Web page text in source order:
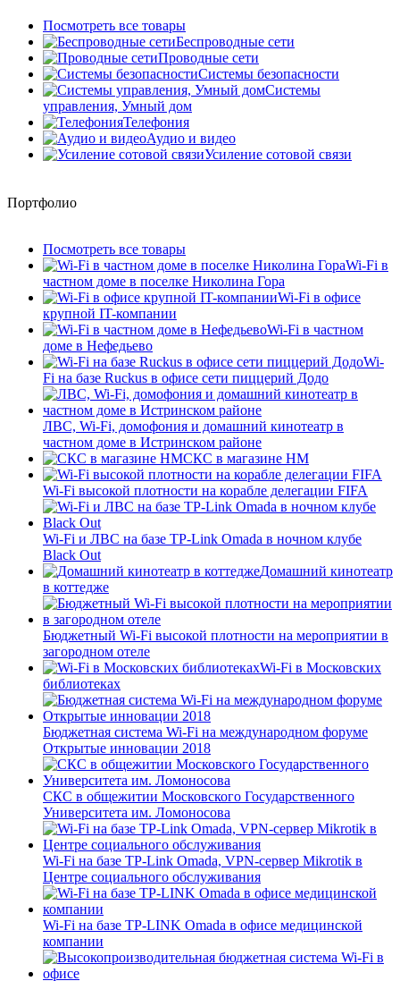
Посмотреть все товары
Беспроводные сети
Проводные сети
Системы безопасности
Системы
управления, Умный дом
Телефония
Аудио и видео
Усиление сотовой связи
Портфолио
Посмотреть все товары
Wi-Fi в
частном доме в поселке Николина Гора
Wi-Fi в офисе
крупной IT-компании
Wi-Fi в частном
доме в Нефедьево
Wi-
Fi на базе Ruckus в офисе сети пиццерий Додо
ЛВС, Wi-Fi, домофония и домашний кинотеатр в
частном доме в Истринском районе
СКС в магазине HM
Wi-Fi высокой плотности на корабле делегации FIFA
Wi-Fi и ЛВС на базе TP-Link Omada в ночном клубе
Black Out
Домашний кинотеатр
в коттедже
Бюджетный Wi-Fi высокой плотности на мероприятии в
загородном отеле
Wi-Fi в Московских
библиотеках
Бюджетная система Wi-Fi на международном форуме
Открытые инновации 2018
СКС в общежитии Московского Государственного
Университета им. Ломоносова
Wi-Fi на базе TP-Link Omada, VPN-сервер Mikrotik в
Центре социального обслуживания
Wi-Fi на базе TP-LINK Omada в офисе медицинской
компании